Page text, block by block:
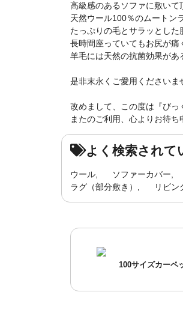
高級感のあるソファに敷いて
天然ウール100％のムートン
たっぷりの毛とサラッとした
長時間座っていてもお尻が痛
羊毛には天然の抗菌効果が
是非末永くご愛用くださいま
改めまして、この度は『びっ
またのご利用、心よりお待
よく検索されて
ウール ソファーカバー
ラグ（部分敷き）
リビン
100サイズカーペ